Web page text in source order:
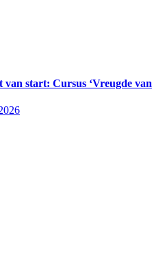
start: Cursus ‘Vreugde